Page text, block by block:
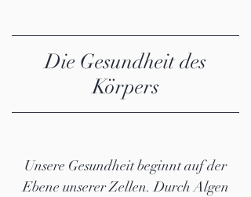
Die Gesundheit des
Körpers
Unsere Gesundheit beginnt auf der
Ebene unserer Zellen. Durch Algen